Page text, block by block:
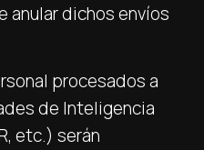
anular dichos envíos
procesados a
de Inteligencia
etc.) serán